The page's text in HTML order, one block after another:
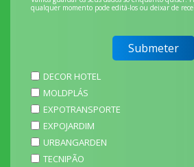
qualquer momento pode editá-los ou deixar de
DECOR HOTEL
MOLDPLÁS
EXPOTRANSPORTE
EXPOJARDIM
URBANGARDEN
TECNIPÃO